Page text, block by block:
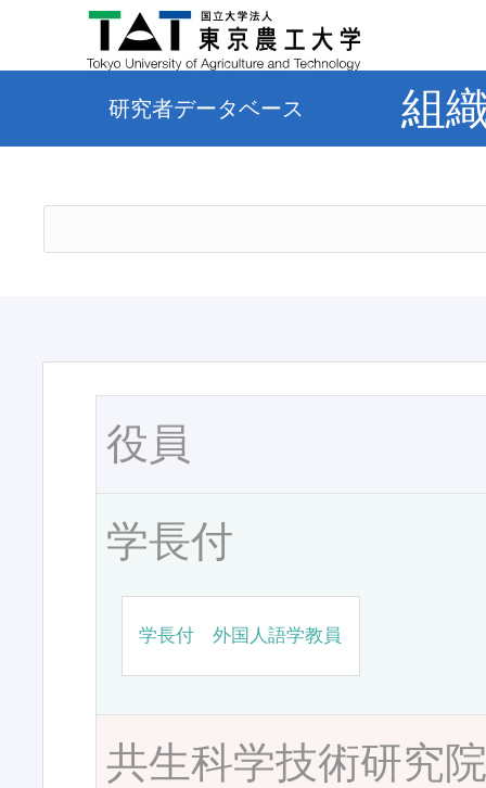
研究者データベース 組
役員
学長付
学長付 外国人語学教員
共生科学技術研究